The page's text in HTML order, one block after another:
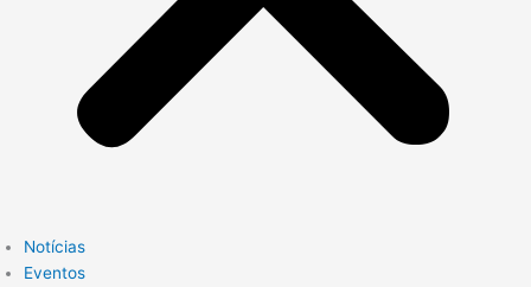
Notícias
Eventos